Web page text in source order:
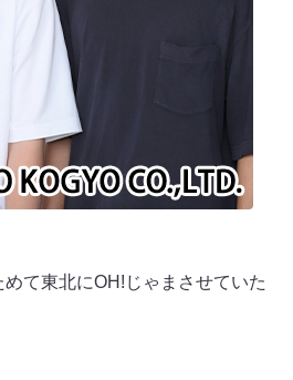
て東北にOH!じゃまさせていた